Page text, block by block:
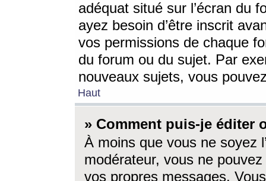
adéquat situé sur l’écran du
ayez besoin d’être inscrit
vos permissions de chaque
du forum ou du sujet. Par
nouveaux sujets, vous
Haut
» Comment puis-je éditer
À moins que vous ne soyez
modérateur, vous ne
vos propres messages.